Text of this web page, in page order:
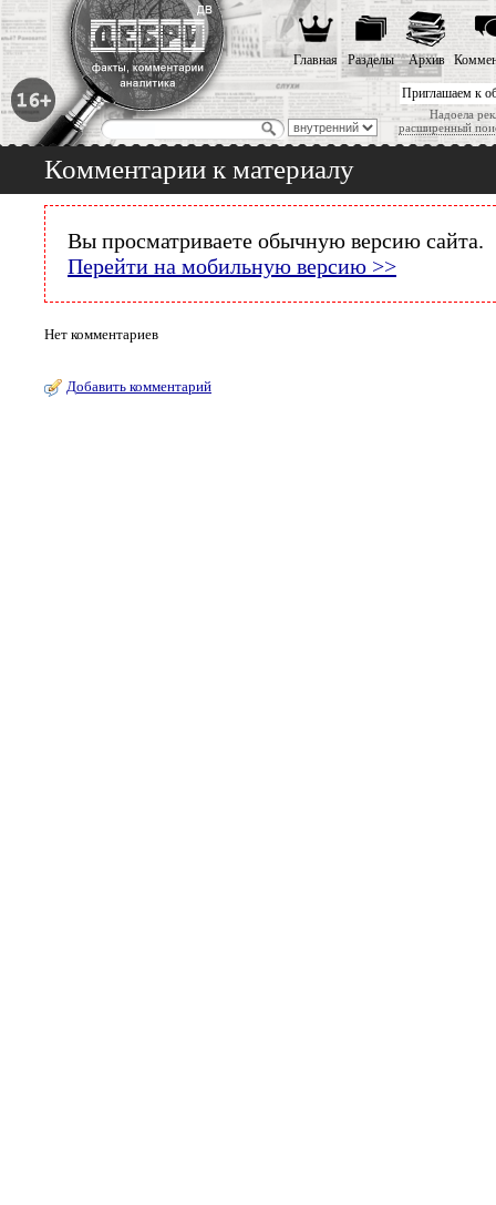
Приглашаем к
Надоела
расширенный
Главная Разделы Архив
Комментарии к материалу
Вы просматриваете обычную версию сайта.
Перейти на мобильную версию >>
Нет комментариев
Добавить комментарий